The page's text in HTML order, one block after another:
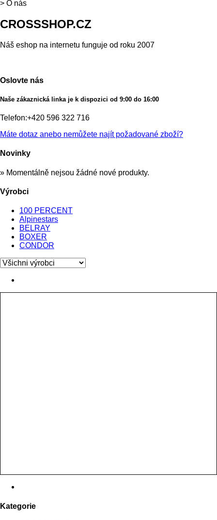
> O nás
CROSSSHOP.CZ
Náš eshop na internetu funguje od roku 2007
Oslovte nás
Naše zákaznická linka je k dispozici od 9:00 do 16:00
Telefon:+420 596 322 716
Máte dotaz anebo nemůžete najít požadované zboží?
Novinky
» Momentálně nejsou žádné nové produkty.
Výrobci
100 PERCENT
Alpinestars
BELRAY
BOXER
CONDOR
Kategorie